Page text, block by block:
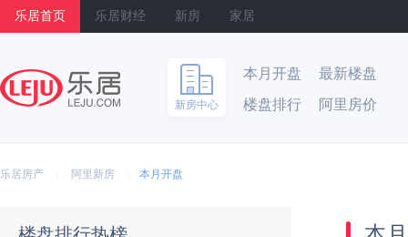
乐居首页 乐居财经 新房 家居
新房中心
本月开盘
最新楼盘
楼盘排行
阿里房价
乐居房产 阿里新房 本月开盘